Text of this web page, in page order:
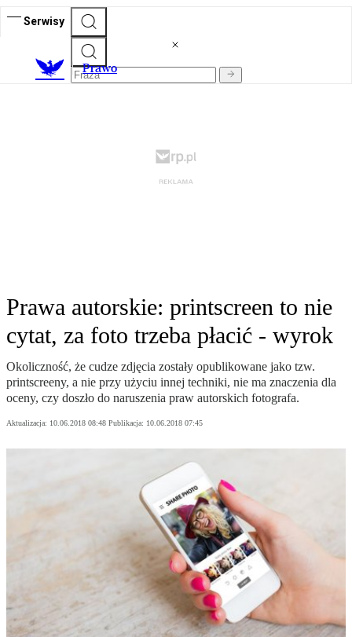
Serwisy
Prawo
Prawa autorskie: printscreen to nie
cytat, za foto trzeba płacić - wyrok
Okoliczność, że cudze zdjęcia zostały opublikowane jako tzw.
printscreeny, a nie przy użyciu innej techniki, nie ma znaczenia dla
oceny, czy doszło do naruszenia praw autorskich fotografa.
Aktualizacja: 10.06.2018 08:48 Publikacja: 10.06.2018 07:45